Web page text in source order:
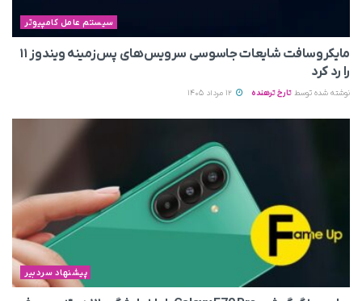
سیستم عامل کامپیوتر
مایکروسافت شایعات جاسوسی سرویس‌های پس‌زمینه ویندوز ۱۱
را رد کرد
نوشته شده توسط تارخ ترهنده
پیشنهاد سردبیر